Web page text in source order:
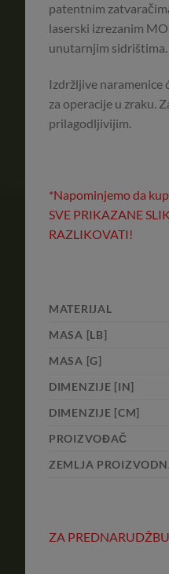
patentnim
laserski izrezanim
unutarnjim sidrištima.
Izdržljive naramenice
za operacije u zraku.
prilagodljivijim.
*Napominjemo da
SVE PRIKAZANE
RAZLIKOVATI!
MATERIJAL
MASA [LB]
MASA [G]
DIMENZIJE [IN]
DIMENZIJE [CM]
PROIZVOĐAČ
ZEMLJA
ZA